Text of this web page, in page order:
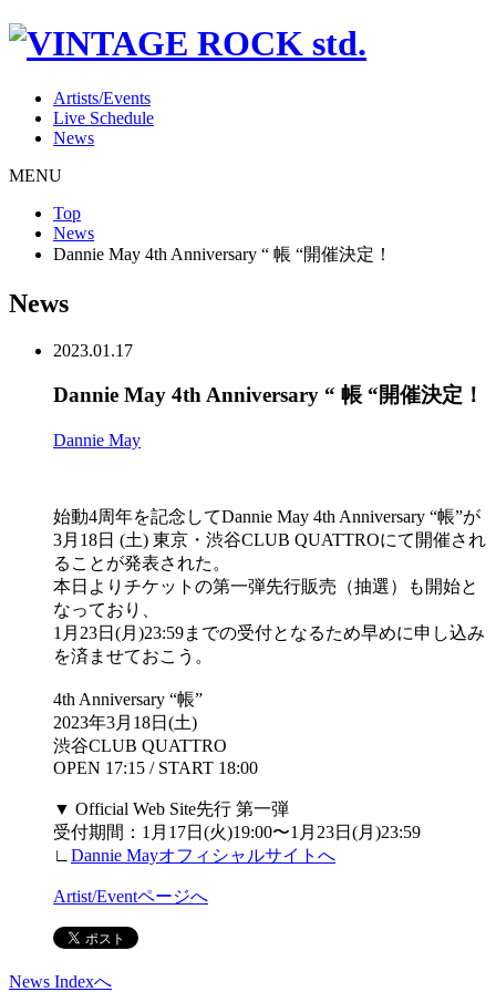
Artists/Events
Live Schedule
News
MENU
Top
News
Dannie May 4th Anniversary “ 帳 “開催決定！
News
2023.01.17
Dannie May 4th Anniversary “ 帳 “開催決定！
Dannie May
始動4周年を記念してDannie May 4th Anniversary “帳”が
3月18日 (土) 東京・渋谷CLUB QUATTROにて開催され
ることが発表された。
本日よりチケットの第一弾先行販売（抽選）も開始と
なっており、
1月23日(月)23:59までの受付となるため早めに申し込み
を済ませておこう。
4th Anniversary “帳”
2023年3月18日(土)
渋谷CLUB QUATTRO
OPEN 17:15 / START 18:00
▼ Official Web Site先行 第一弾
受付期間：1月17日(火)19:00〜1月23日(月)23:59
∟ Dannie Mayオフィシャルサイト へ
Artist/Eventページへ
News Indexへ